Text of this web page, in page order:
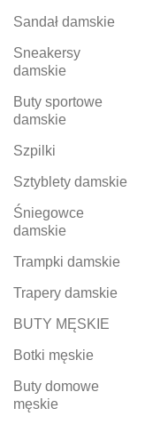
Sandał damskie
Sneakersy
damskie
Buty sportowe
damskie
Szpilki
Sztyblety damskie
Śniegowce
damskie
Trampki damskie
Trapery damskie
BUTY MĘSKIE
Botki męskie
Buty domowe
męskie